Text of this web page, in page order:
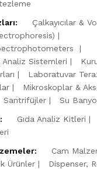
Çalkayıcılar &
Sistemleri
Laboratuvar
Mikroskoplar &
Santrifüjler
Su
Gıda Analiz Kitleri
Cam
Ürünler
Dispenser,